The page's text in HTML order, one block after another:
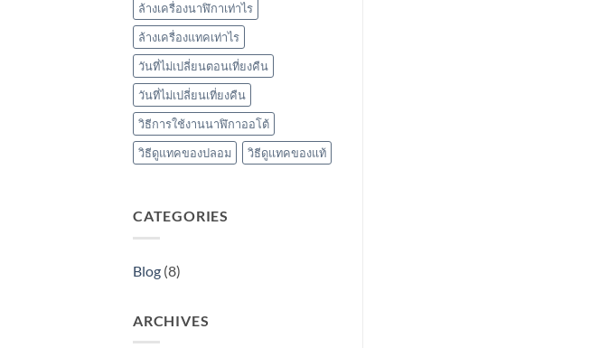
ล้างเครื่องนาฬิกาเท่าไร
ล้างเครื่องแทคเท่าไร
วันที่ไม่เปลี่ยนตอนเที่ยงคืน
วันที่ไม่เปลี่ยนเที่ยงคืน
วิธีการใช้งานนาฬิกาออโต้
วิธีดูแทคของปลอม
วิธีดูแทคของแท้
CATEGORIES
Blog (8)
ARCHIVES